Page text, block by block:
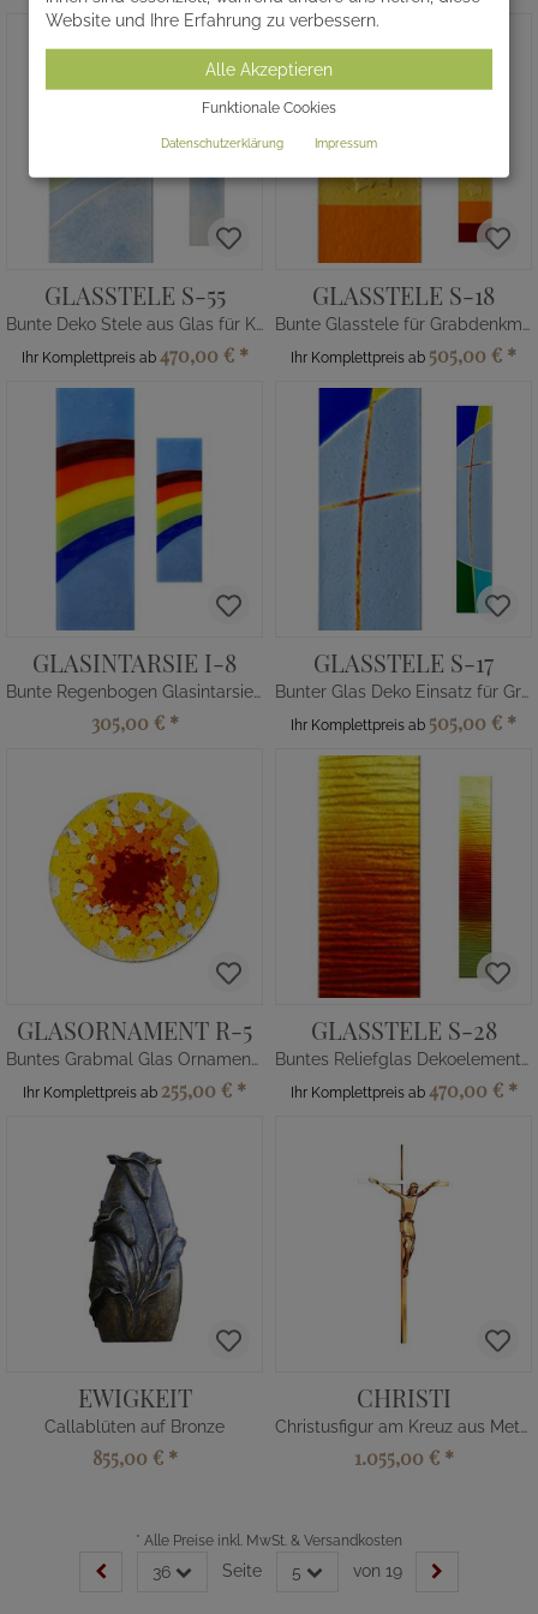
GLASSTELE S-55
Bunte Deko Stele aus Glas für Kindergrabstein
Ihr Komplettpreis ab 470,00 € *
GLASSTELE S-18
Bunte Glasstele für Grabdenkmal mit Blättern
Ihr Komplettpreis ab 505,00 € *
GLASINTARSIE I-8
Bunte Regenbogen Glasintarsie für Kindergrabstein
305,00 € *
GLASSTELE S-17
Bunter Glas Deko Einsatz für Grabdenkmal
Ihr Komplettpreis ab 505,00 € *
GLASORNAMENT R-5
Buntes Grabmal Glas Ornament in Rot-Orange-Gelb
Ihr Komplettpreis ab 255,00 € *
GLASSTELE S-28
Buntes Reliefglas Dekoelement für Grabmal
Ihr Komplettpreis ab 470,00 € *
EWIGKEIT
Callablüten auf Bronze
855,00 € *
CHRISTI
Christusfigur am Kreuz aus Metall
1.055,00 € *
* Alle Preise inkl. MwSt. & Versandkosten
36 Seite 5 von 19
Website und Ihre Erfahrung zu verbessern.
Alle Akzeptieren
Funktionale Cookies
Datenschutzerklärung Impressum